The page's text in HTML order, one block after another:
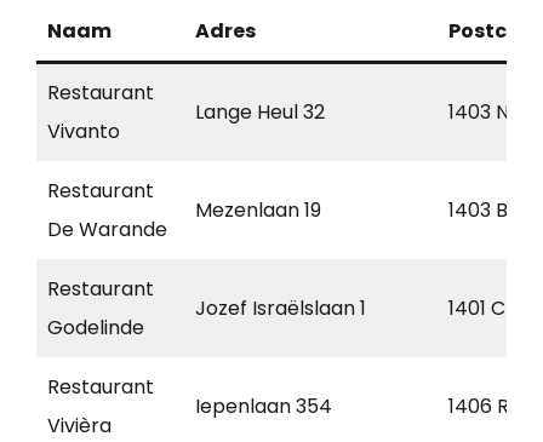
Naam Adres
Restaurant
Vivanto
Lange Heul 32 1403 NL
Restaurant
De Warande
Mezenlaan 19 1403 BR
Restaurant
Godelinde
Jozef Israëlslaan 1 1401 CM
Restaurant
Vivièra
Iepenlaan 354 1406 RG